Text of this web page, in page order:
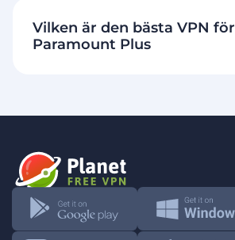
Vilken är den bästa VPN för
Paramount Plus